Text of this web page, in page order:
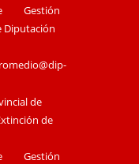
Gestión
Diputación
de
de
Gestión